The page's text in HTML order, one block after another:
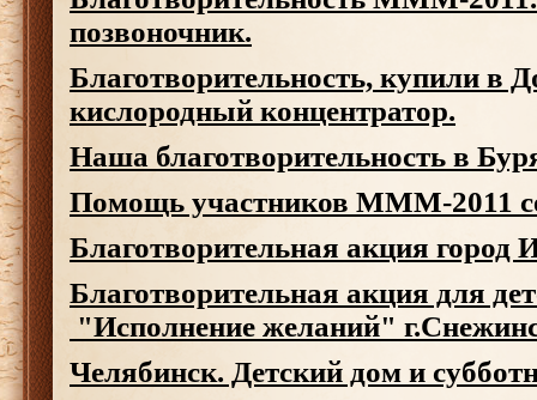
позвоночник.
Благотворительность, купили в
кислородный концентратор.
Наша благотворительность в
Помощь участников МММ-2011
Благотворительная акция город
Благотворительная акция для
"Исполнение желаний"
Челябинск. Детский дом и